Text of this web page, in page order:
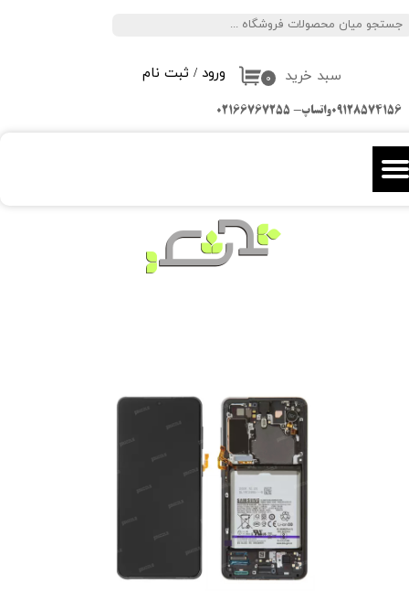
ورود / ثبت نام
تغییر گذر واژه
سفارشات
خروج از حساب کاربری
۰ سبد خرید